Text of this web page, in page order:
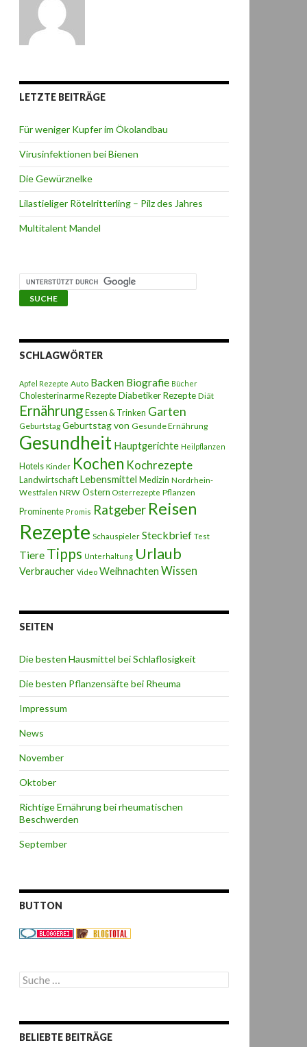
LETZTE BEITRÄGE
Für weniger Kupfer im Ökolandbau
Virusinfektionen bei Bienen
Die Gewürznelke
Lilastieliger Rötelritterling – Pilz des Jahres
Multitalent Mandel
SCHLAGWÖRTER
Apfel Rezepte Auto Backen Biografie Bücher
Cholesterinarme Rezepte Diabetiker Rezepte Diät
Ernährung Essen & Trinken Garten
Geburtstag Geburtstag von Gesunde Ernährung
Gesundheit Hauptgerichte Heilpflanzen
Hotels Kinder Kochen Kochrezepte
LandwirtschaftLebensmittel Medizin Nordrhein-
Westfalen NRW Ostern Osterrezepte Pflanzen
Prominente Promis Ratgeber Reisen
Rezepte Schauspieler Steckbrief Test
Tiere Tipps Unterhaltung Urlaub
Verbraucher Video Weihnachten Wissen
SEITEN
Die besten Hausmittel bei Schlaflosigkeit
Die besten Pflanzensäfte bei Rheuma
Impressum
News
November
Oktober
Richtige Ernährung bei rheumatischen
Beschwerden
September
BUTTON
S
u
e
n
BELIEBTE BEITRÄGE